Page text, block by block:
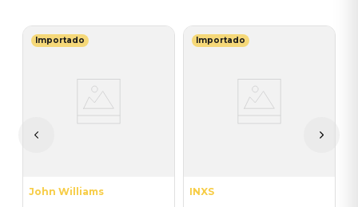
Importado
John Williams
Importado
INXS